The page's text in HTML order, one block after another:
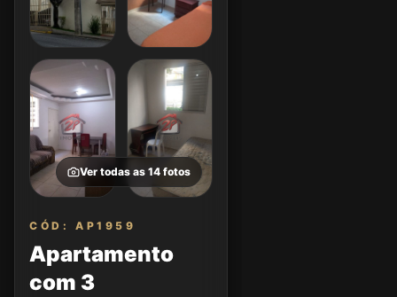
Ver todas as 14 fotos
CÓD: AP1959
Apartamento
com 3